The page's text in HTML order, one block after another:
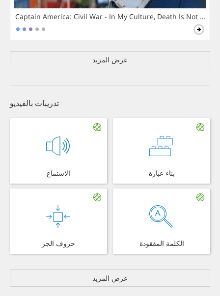
Captain America: Civil War - In My Culture, Death Is Not The
عرض المزيد
تدريبات بالفيديو
الاستماع بناء عبارة
حروف الجر الكلمة المفقودة
عرض المزيد